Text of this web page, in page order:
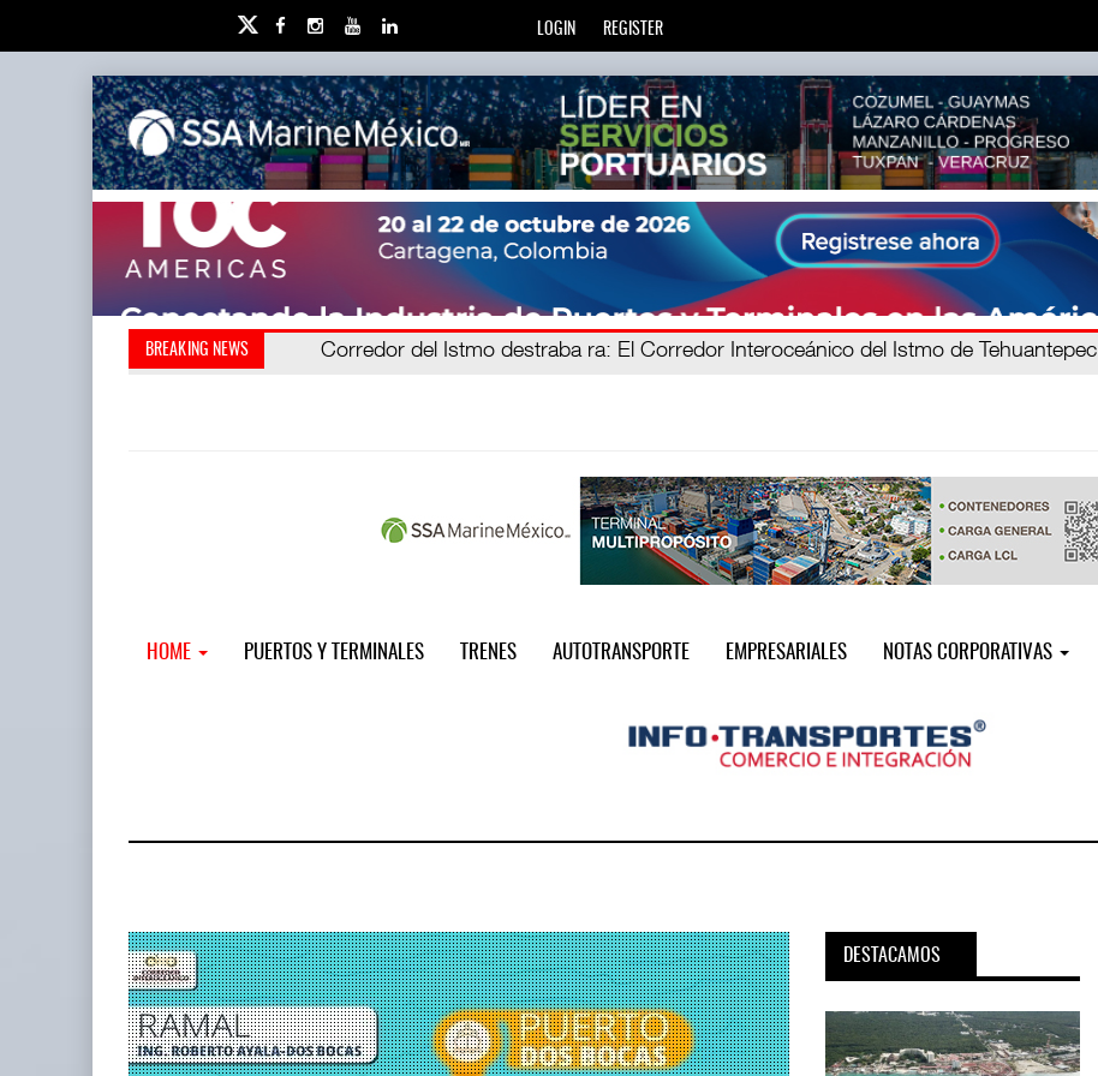
LOGIN REGISTER
BREAKING NEWS Cruceros crecen en Caribe mien
Corredor del Istmo destraba ra: El Corredor Interoceánico del Istmo de Tehuantepec
HOME PUERTOS Y TERMINALES TRENES AUTOTRANSPORTE EMPRESARIALES NOTAS CORPORATIVAS
DESTACAMOS
MSC incorpora servicio PAMEX en
...
12 JUL 2026
MSC incorpora servicio PAMEX en
...
12 JUL 2026